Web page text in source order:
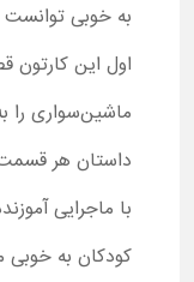
به‌ خوبی
اول این کارتون
ماشین‌سواری را
با ماجرایی
کودکان به‌ خوبی